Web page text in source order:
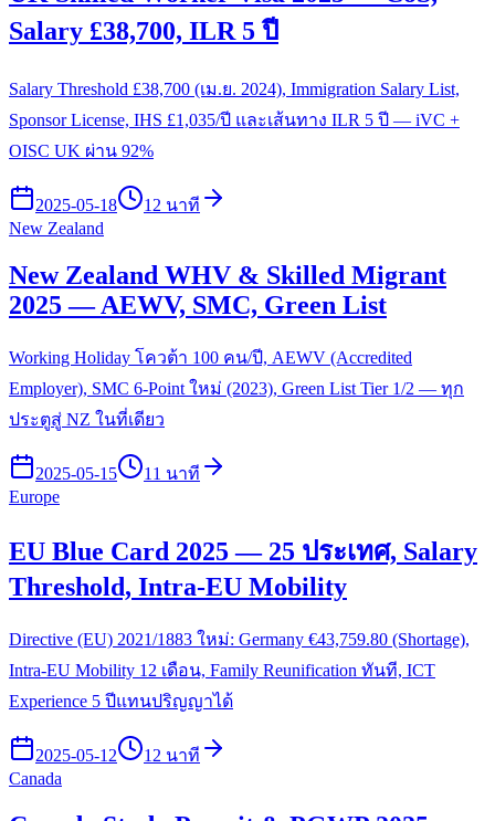
Salary £38,700, ILR 5 ปี
Salary Threshold £38,700 (เม.ย. 2024), Immigration Salary List,
Sponsor License, IHS £1,035/ปี และเส้นทาง ILR 5 ปี — iVC +
OISC UK ผ่าน 92%
2025-05-18
12 นาที
New Zealand
New Zealand WHV & Skilled Migrant
2025 — AEWV, SMC, Green List
Working Holiday โควต้า 100 คน/ปี, AEWV (Accredited
Employer), SMC 6-Point ใหม่ (2023), Green List Tier 1/2 — ทุก
ประตูสู่ NZ ในที่เดียว
2025-05-15
11 นาที
Europe
EU Blue Card 2025 — 25 ประเทศ, Salary
Threshold, Intra-EU Mobility
Directive (EU) 2021/1883 ใหม่: Germany €43,759.80 (Shortage),
Intra-EU Mobility 12 เดือน, Family Reunification ทันที, ICT
Experience 5 ปีแทนปริญญาได้
2025-05-12
12 นาที
Canada